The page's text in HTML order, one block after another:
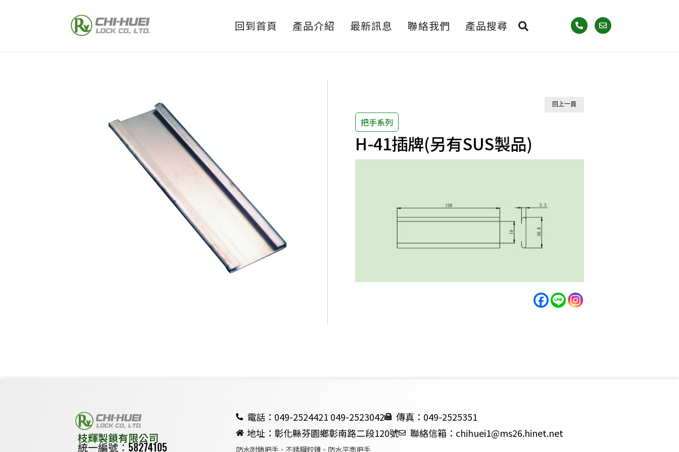
回到首頁 產品介紹 最新訊息 聯絡我們 產品搜尋
回上一頁
把手系列
H-41插牌(另有SUS製品)
枝輝製鎖有限公司
統一編號：58274105
電話：049-2524421 049-2523042
傳真：049-2525351
地址：彰化縣芬園鄉彰南路二段120號
聯絡信箱：chihuei1@ms26.hinet.net
防水附鎖把手、不銹鋼鉸鏈、防水平面把手